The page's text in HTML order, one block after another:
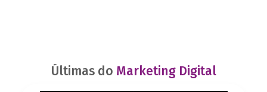
Últimas do Marketing Digital